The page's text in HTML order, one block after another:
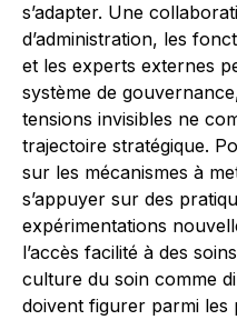
s’adapter. Une
d’administration, les
et les experts externes
système de
tensions invisibles ne
trajectoire stratégique.
sur les mécanismes à
s’appuyer sur des
expérimentations
l’accès facilité à des
culture du soin comme
doivent figurer parmi les